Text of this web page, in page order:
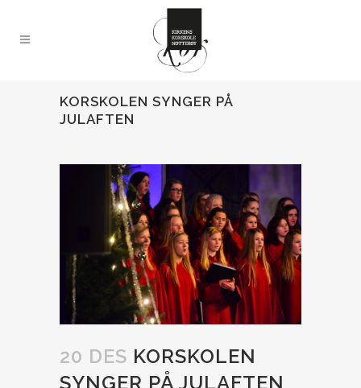
KORSKOLEN SYNGER PÅ
JULAFTEN
20 DES KORSKOLEN
SYNGER PÅ JULAFTEN